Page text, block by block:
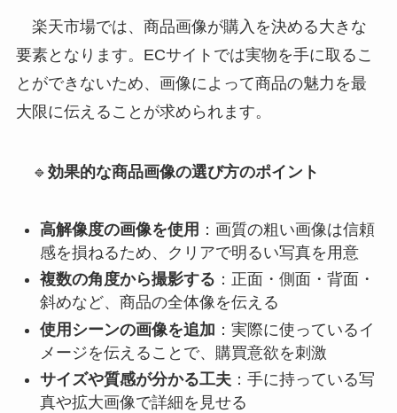
楽天市場では、商品画像が購入を決める大きな
要素となります。ECサイトでは実物を手に取るこ
とができないため、画像によって商品の魅力を最
大限に伝えることが求められます。
🔹 効果的な商品画像の選び方のポイント
高解像度の画像を使用 ：画質の粗い画像は信頼
感を損ねるため、クリアで明るい写真を用意
複数の角度から撮影する ：正面・側面・背面・
斜めなど、商品の全体像を伝える
使用シーンの画像を追加 ：実際に使っているイ
メージを伝えることで、購買意欲を刺激
サイズや質感が分かる工夫：手に持っている写
真や拡大画像で詳細を見せる